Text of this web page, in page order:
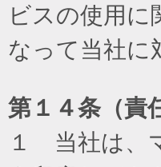
ビスの使用
なって当社に
第１４条（責
１ 当社は、